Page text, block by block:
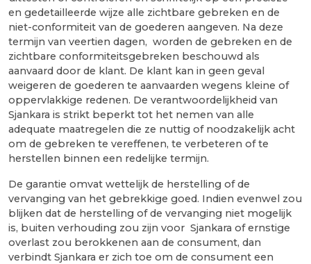
en gedetailleerde wijze alle zichtbare gebreken en de
niet-conformiteit van de goederen aangeven. Na deze
termijn van veertien dagen, worden de gebreken en de
zichtbare conformiteitsgebreken beschouwd als
aanvaard door de klant. De klant kan in geen geval
weigeren de goederen te aanvaarden wegens kleine of
oppervlakkige redenen. De verantwoordelijkheid van
Sjankara is strikt beperkt tot het nemen van alle
adequate maatregelen die ze nuttig of noodzakelijk acht
om de gebreken te vereffenen, te verbeteren of te
herstellen binnen een redelijke termijn.
De garantie omvat wettelijk de herstelling of de
vervanging van het gebrekkige goed. Indien evenwel zou
blijken dat de herstelling of de vervanging niet mogelijk
is, buiten verhouding zou zijn voor Sjankara of ernstige
overlast zou berokkenen aan de consument, dan
verbindt Sjankara er zich toe om de consument een